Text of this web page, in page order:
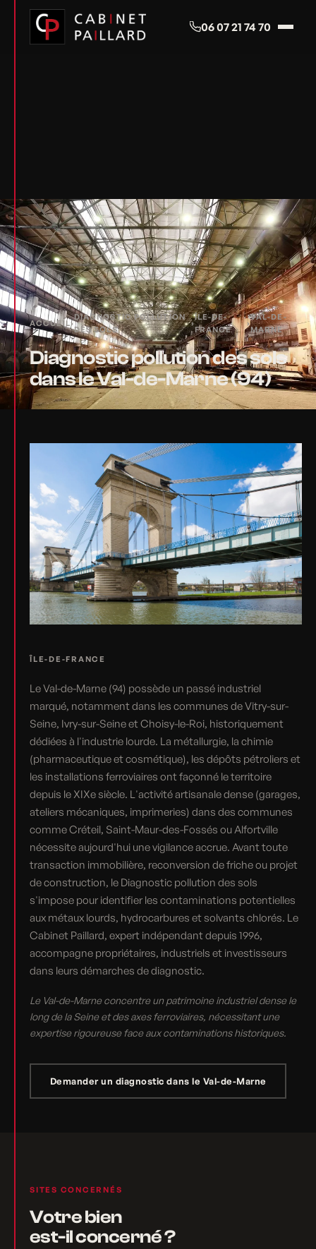
06 07 21 74 70
ACCUEIL›
DIAGNOSTIC POLLUTION
DES SOLS
›
ÎLE-DE-
FRANCE
›
VAL-DE-
MARNE
Diagnostic pollution des sols
dans le Val-de-Marne (94)
ÎLE-DE-FRANCE
Le Val-de-Marne (94) possède un passé industriel
marqué, notamment dans les communes de Vitry-sur-
Seine, Ivry-sur-Seine et Choisy-le-Roi, historiquement
dédiées à l'industrie lourde. La métallurgie, la chimie
(pharmaceutique et cosmétique), les dépôts pétroliers et
les installations ferroviaires ont façonné le territoire
depuis le XIXe siècle. L'activité artisanale dense (garages,
ateliers mécaniques, imprimeries) dans des communes
comme Créteil, Saint-Maur-des-Fossés ou Alfortville
nécessite aujourd'hui une vigilance accrue. Avant toute
transaction immobilière, reconversion de friche ou projet
de construction, le Diagnostic pollution des sols
s'impose pour identifier les contaminations potentielles
aux métaux lourds, hydrocarbures et solvants chlorés. Le
Cabinet Paillard, expert indépendant depuis 1996,
accompagne propriétaires, industriels et investisseurs
dans leurs démarches de diagnostic.
Le Val-de-Marne concentre un patrimoine industriel dense le
long de la Seine et des axes ferroviaires, nécessitant une
expertise rigoureuse face aux contaminations historiques.
Demander un diagnostic dans le Val-de-Marne
SITES CONCERNÉS
Votre bien
est-il concerné ?
Panneau de gestion des cookies